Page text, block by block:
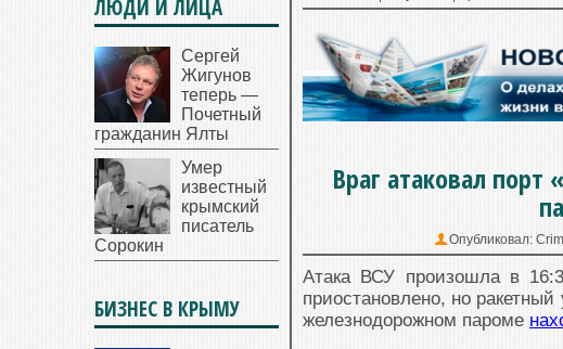
Враг атаковал
Опубликовал:
Атака ВСУ произошла в
приостановлено, но
железнодорожном пароме
ЛЮДИ И ЛИЦА
Сергей
Жигунов
теперь —
Почетный
гражданин Ялты
Умер
известный
крымский
писатель
Сорокин
БИЗНЕС В КРЫМУ